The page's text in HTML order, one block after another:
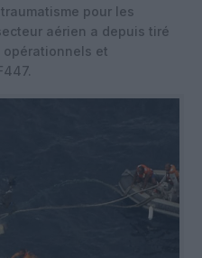
pour les
aérien a depuis tiré
opérationnels et